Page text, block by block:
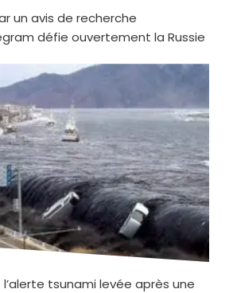
un avis de recherche
défie ouvertement la Russie
tsunami levée après une